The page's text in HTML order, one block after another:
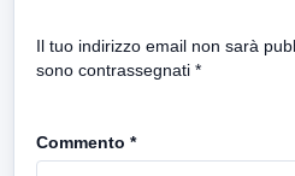
Il tuo indirizzo email non sarà
sono contrassegnati *
Commento *